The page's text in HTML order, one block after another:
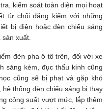
kiểm soát toàn diện mọi hoạt
từ chối đăng kiểm với những
bị điện hoặc đèn chiếu sáng
xuất.
đèn pha ô tô trên, đối với xe
sáng kém, đục thấu kính cũng
cũng sẽ bị phạt và gặp khó
thống đèn chiếu sáng bị thay
công suất vượt mức, lắp thêm